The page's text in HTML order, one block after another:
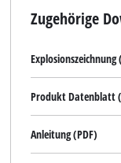
Zugehörige
Explosionszeichnung
Produkt Datenblatt
Anleitung (PDF)